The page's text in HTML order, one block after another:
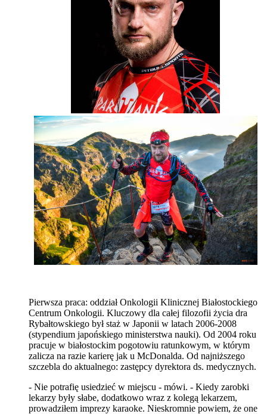
Pierwsza praca: oddział Onkologii Klinicznej Białostockiego
Centrum Onkologii. Kluczowy dla całej filozofii życia dra
Rybałtowskiego był staż w Japonii w latach 2006-2008
(stypendium japońskiego ministerstwa nauki). Od 2004 roku
pracuje w białostockim pogotowiu ratunkowym, w którym
zalicza na razie karierę jak u McDonalda. Od najniższego
szczebla do aktualnego: zastępcy dyrektora ds. medycznych.
- Nie potrafię usiedzieć w miejscu - mówi. - Kiedy zarobki
lekarzy były słabe, dodatkowo wraz z kolegą lekarzem,
prowadziłem imprezy karaoke. Nieskromnie powiem, że one